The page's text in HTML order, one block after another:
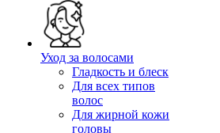
Уход за волосами
Гладкость и блеск
Для всех типов
волос
Для жирной кожи
головы